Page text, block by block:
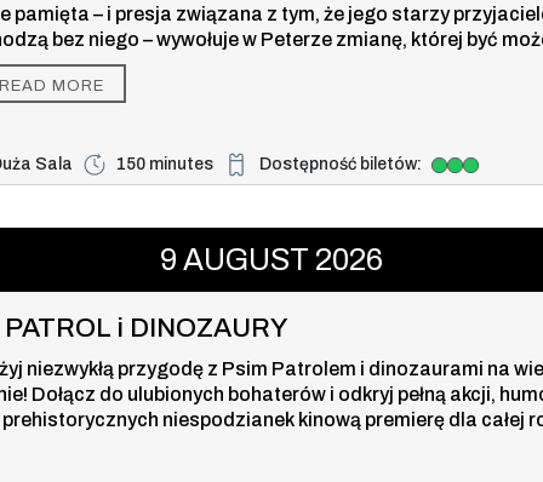
pamięta – i presja związana z tym, że jego starzy
bez niego – wywołuje w Peterze zmianę, której być
stanie kontrolować. Ale ta przemiana może być również
która powstrzyma nowe zagrożenie dla miasta i jego
READ MORE
Sala 150 minutes Dostępność biletów:
Duża dostępność biletów
9 AUGUST 2026
PATROL i DINOZAURY
niezwykłą przygodę z Psim Patrolem i dinozaurami na
Dołącz do ulubionych bohaterów i odkryj pełną akcji,
niespodzianek kinową premierę dla całej